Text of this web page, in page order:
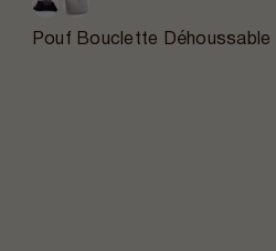
Pouf Bouclette Déhoussable